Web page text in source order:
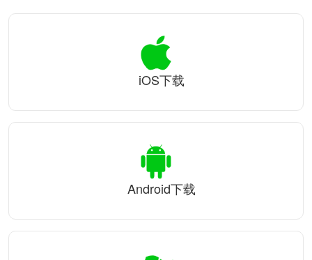
iOS下载
Android下载